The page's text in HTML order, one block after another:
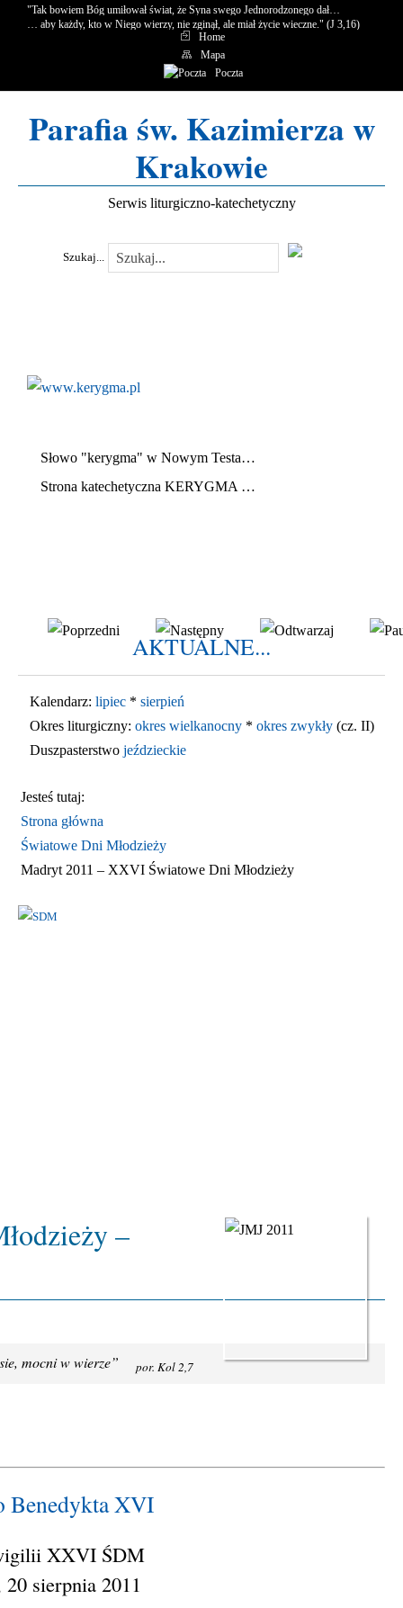
"Tak bowiem Bóg umiłował świat, że Syna swego Jednorodzonego dał…
… aby każdy, kto w Niego wierzy, nie zginął, ale miał życie wieczne." (J 3,16)
Home
Mapa
Poczta
Parafia św. Kazimierza w
Krakowie
Serwis liturgiczno-katechetyczny
Szukaj...
Słowo "kerygma" w Nowym Testamencie oznacza
Strona katechetyczna KERYGMA jest próbą włączenia środków informatyki w dzieło głoszenia Ewangelii, zwłaszcza w ramach szkolnej katechezy.
AKTUALNE...
Kalendarz: lipiec * sierpień
Okres liturgiczny: okres wielkanocny * okres zwykły (cz. II)
Duszpasterstwo jeździeckie
Jesteś tutaj:
Strona główna
Światowe Dni Młodzieży
Madryt 2011 – XXVI Światowe Dni Młodzieży
–
mocni w wierze” por. Kol 2,7
Benedykta XVI
XXVI ŚDM
20 sierpnia 2011